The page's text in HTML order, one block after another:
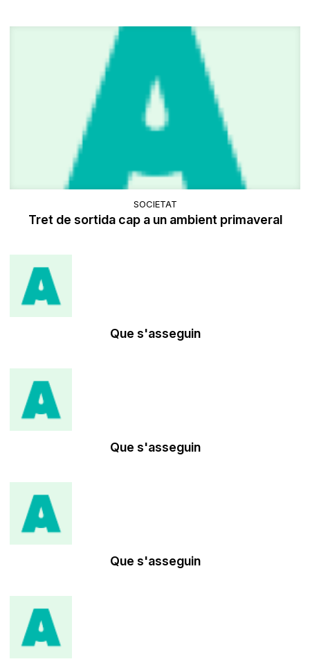
SOCIETAT
Tret de sortida cap a un ambient primaveral
Que s'asseguin
Que s'asseguin
Que s'asseguin